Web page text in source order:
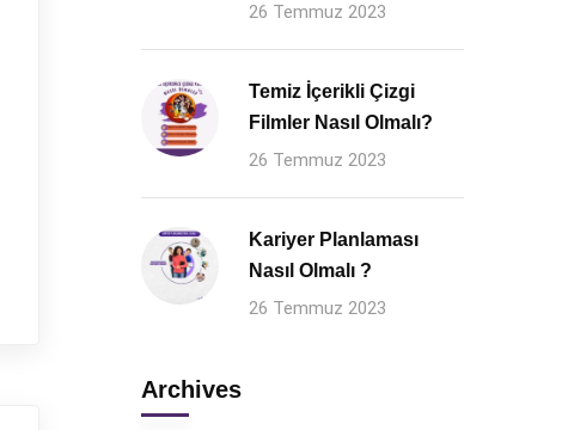
26 Temmuz 2023
Temiz İçerikli Çizgi
Filmler Nasıl Olmalı?
26 Temmuz 2023
Kariyer Planlaması
Nasıl Olmalı ?
26 Temmuz 2023
Archives